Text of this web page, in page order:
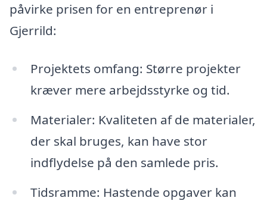
påvirke prisen for en entreprenør i
Gjerrild:
Projektets omfang: Større projekter
kræver mere arbejdsstyrke og tid.
Materialer: Kvaliteten af de materialer,
der skal bruges, kan have stor
indflydelse på den samlede pris.
Tidsramme: Hastende opgaver kan